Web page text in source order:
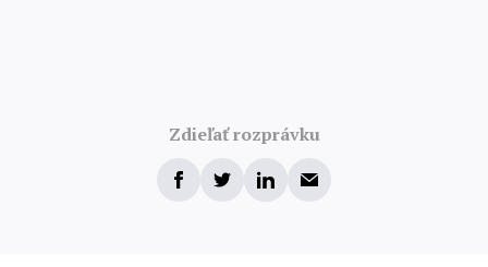
Zdieľať rozprávku